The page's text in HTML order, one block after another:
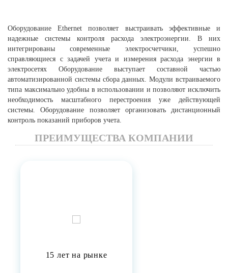
Оборудование Ethernet позволяет выстраивать эффективные и
надежные системы контроля расхода электроэнергии. В них
интегрированы современные электросчетчики, успешно
справляющиеся с задачей учета и измерения расхода энергии в
электросетях Оборудование выступает составной частью
автоматизированной системы сбора данных. Модули встраиваемого
типа максимально удобны в использовании и позволяют исключить
необходимость масштабного перестроения уже действующей
системы. Оборудование позволяет организовать дистанционный
контроль показаний приборов учета.
ПРЕИМУЩЕСТВА КОМПАНИИ
15 лет на рынке